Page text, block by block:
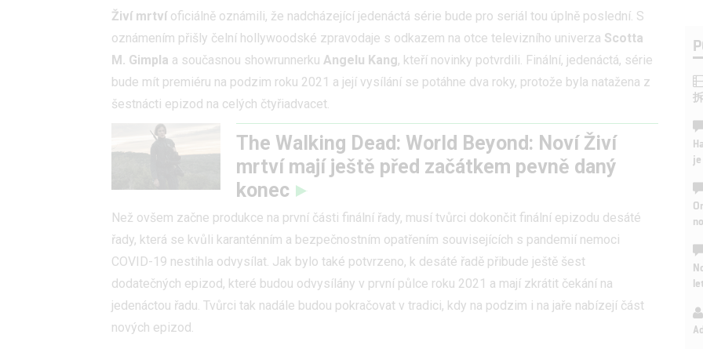
Živí mrtvíoficiálně oznámili, že nadcházející jedenáctá série bude pro seriál tou úplně poslední. S
oznámením přišly čelní hollywoodské zpravodaje s odkazem na otce televizního univerza Scotta
M. Gimpla a současnou showrunnerku Angelu Kang, kteří novinky potvrdili. Finální, jedenáctá, série
bude mít premiéru na podzim roku 2021 a její vysílání se potáhne dva roky, protože byla natažena z
šestnácti epizod na celých čtyřiadvacet.
The Walking Dead: World Beyond: Noví Živí
mrtví mají ještě před začátkem pevně daný
konec
Než ovšem začne produkce na první části finální řady, musí tvůrci dokončit finální epizodu desáté
řady, která se kvůli karanténním a bezpečnostním opatřením souvisejících s pandemií nemoci
COVID-19 nestihla odvysílat. Jak bylo také potvrzeno, k desáté řadě přibude ještě šest
dodatečných epizod, které budou odvysílány v první půlce roku 2021 a mají zkrátit čekání na
jedenáctou řadu. Tvůrci tak nadále budou pokračovat v tradici, kdy na podzim i na jaře nabízejí část
nových epizod.